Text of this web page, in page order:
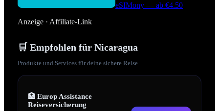
eSIMony — ab €4.50
Anzeige · Affiliate-Link
🛒 Empfohlen für Nicaragua
Produkte und Services für deine sichere Reise
🏥 Europ Assistance
Reiseversicherung